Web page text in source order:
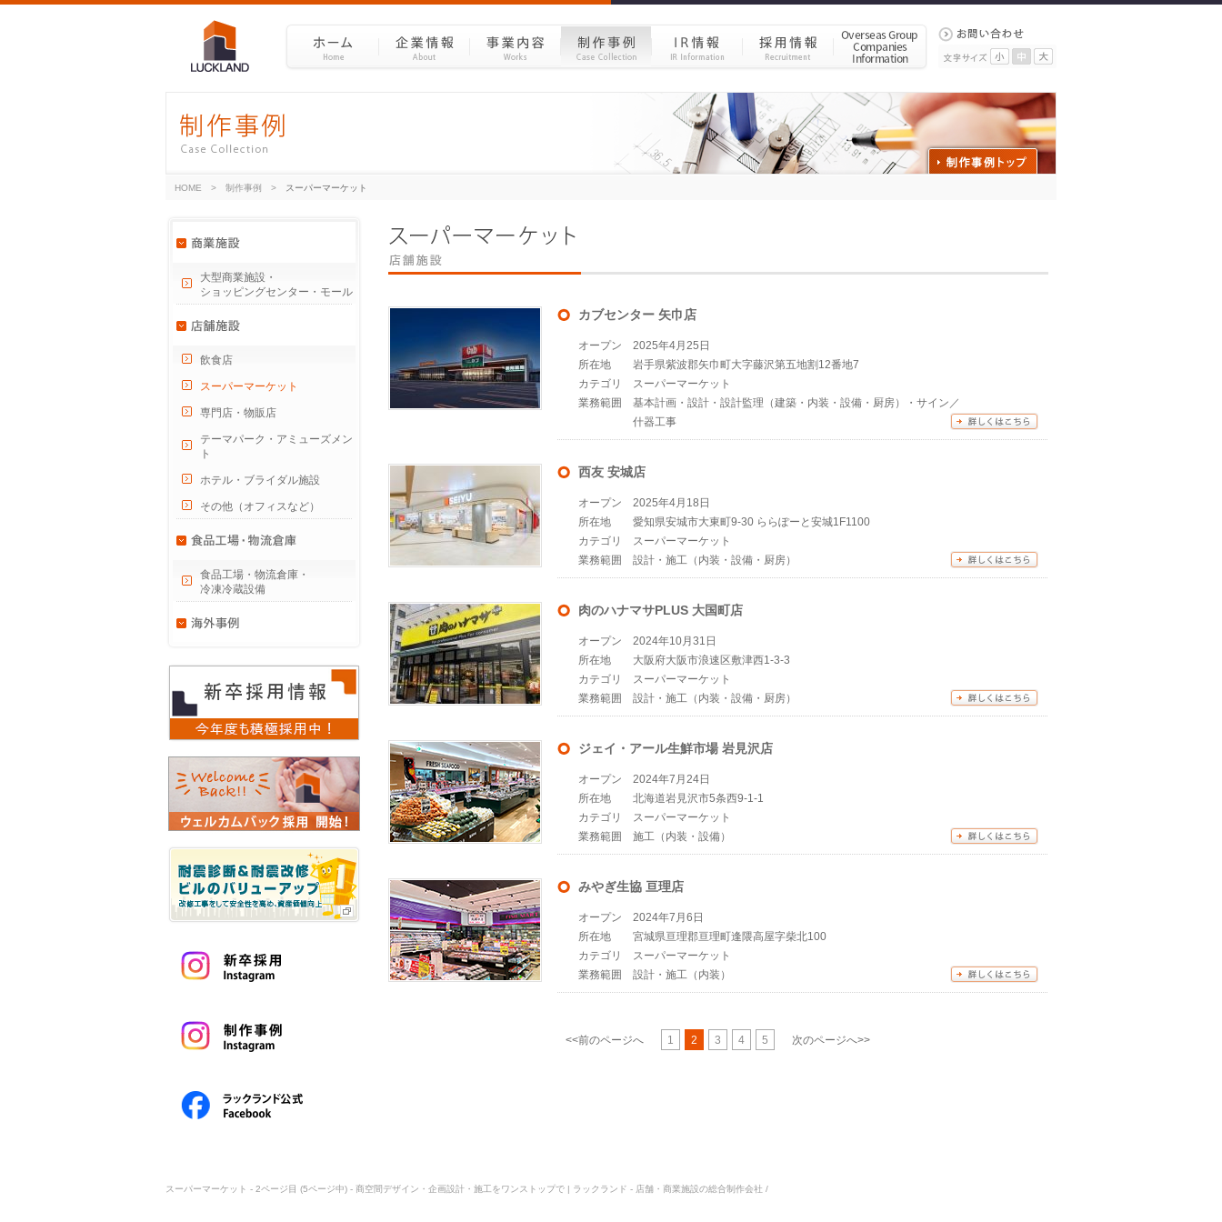
HOME > 制作事例 > スーパーマーケット
カブセンター 矢巾店
オープン
2025年4月25日
所在地
岩手県紫波郡矢巾町大字藤沢第五地割12番地7
カテゴリ
スーパーマーケット
業務範囲
基本計画・設計・設計監理（建築・内装・設備・厨房）・サイン／
什器工事
西友 安城店
オープン
2025年4月18日
所在地
愛知県安城市大東町9-30 ららぽーと安城1F1100
カテゴリ
スーパーマーケット
業務範囲
設計・施工（内装・設備・厨房）
肉のハナマサPLUS 大国町店
オープン
2024年10月31日
所在地
大阪府大阪市浪速区敷津西1-3-3
カテゴリ
スーパーマーケット
業務範囲
設計・施工（内装・設備・厨房）
ジェイ・アール生鮮市場 岩見沢店
オープン
2024年7月24日
所在地
北海道岩見沢市5条西9-1-1
カテゴリ
スーパーマーケット
業務範囲
施工（内装・設備）
みやぎ生協 亘理店
オープン
2024年7月6日
所在地
宮城県亘理郡亘理町逢隈高屋字柴北100
カテゴリ
スーパーマーケット
業務範囲
設計・施工（内装）
<<前のページへ 1 2 3 4 5 次のページへ>>
大型商業施設・
ショッピングセンター・モール
飲食店
スーパーマーケット
専門店・物販店
テーマパーク・アミューズメン
ト
ホテル・ブライダル施設
その他（オフィスなど）
食品工場・物流倉庫・
冷凍冷蔵設備
スーパーマーケット - 2ページ目 (5ページ中) - 商空間デザイン・企画設計・施工をワンストップで | ラックランド - 店舗・商業施設の総合制作会社 /